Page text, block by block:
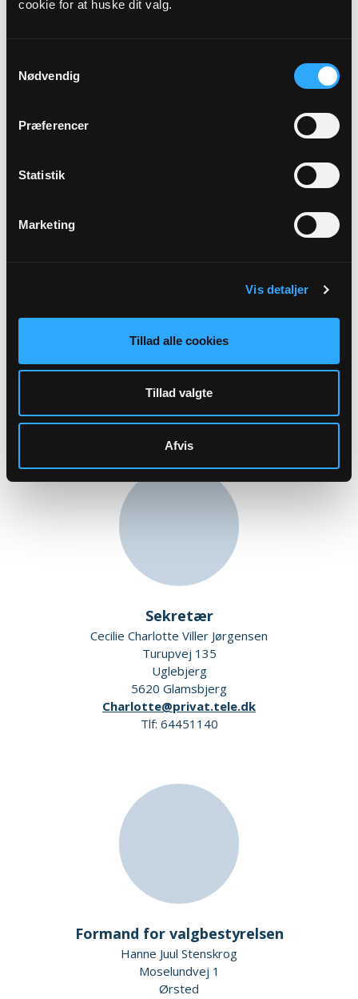
cookie for at huske dit valg.
Nødvendig
Præferencer
Statistik
Marketing
Vis detaljer
Tillad alle cookies
Tillad valgte
Afvis
Kasserer
Basselundvej 9
Ørsted
Sekretær
Cecilie Charlotte Viller Jørgensen
Turupvej 135
Uglebjerg
5620 Glamsbjerg
Charlotte@privat.tele.dk
Tlf: 64451140
Formand for valgbestyrelsen
Hanne Juul Stenskrog
Moselundvej 1
Ørsted